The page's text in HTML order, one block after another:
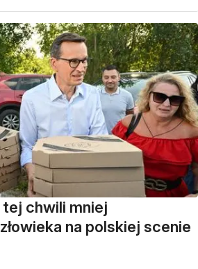
tej chwili mniej
na polskiej scenie